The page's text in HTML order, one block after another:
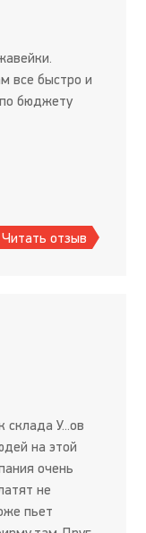
все быстро и
бюджету
Читать отзыв
склада У...ов
на этой
очень
не
пьет